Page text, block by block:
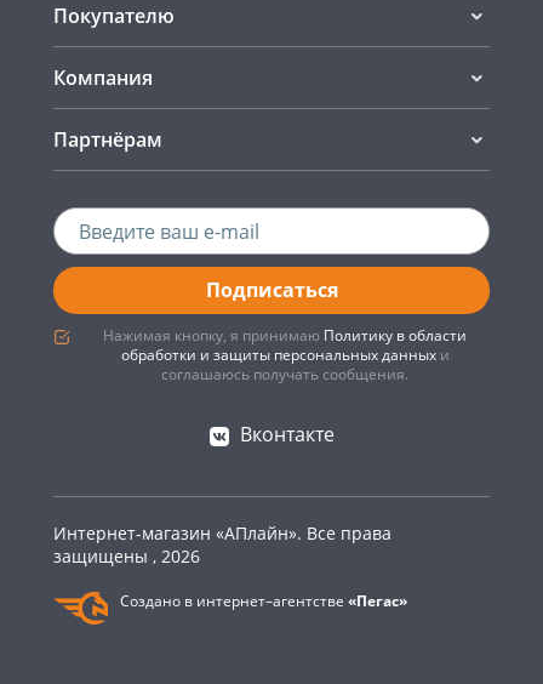
Покупателю
Компания
Партнёрам
Подписаться
Нажимая кнопку, я принимаю Политику в области
обработки и защиты персональных данныхи
соглашаюсь получать сообщения.
Вконтакте
Интернет-магазин «АПлайн». Все права
защищены , 2026
Создано в интернет–агентстве «Пегас»